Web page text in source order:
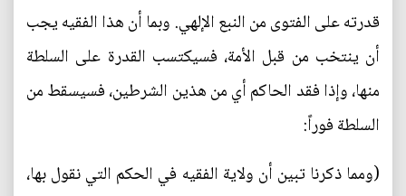
قدرته على الفتوى من النبع الإلهي. وبما أن هذا الفقيه يجب
أن ينتخب من قبل الأمة، فسيكتسب القدرة على السلطة
منها، وإذا فقد الحاكم أي من هذين الشرطين، فسيسقط من
السلطة فوراً:
(ومما ذكرنا تبين أن ولاية الفقيه في الحكم التي نقول بها،